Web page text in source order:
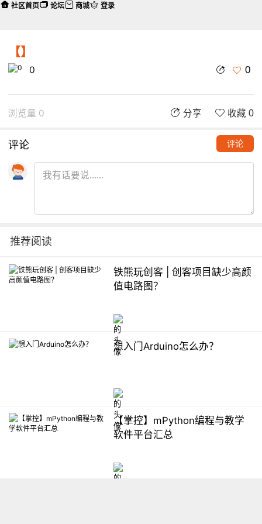
【】
0 0
浏览量 0 分享 收藏 0
评论 评论
推荐阅读
铁熊玩创客 | 创客项目缺少高颜
值电路图？
想入门Arduino怎么办？
【掌控】mPython编程与教学
软件平台汇总
社区首页 论坛 商城 登录